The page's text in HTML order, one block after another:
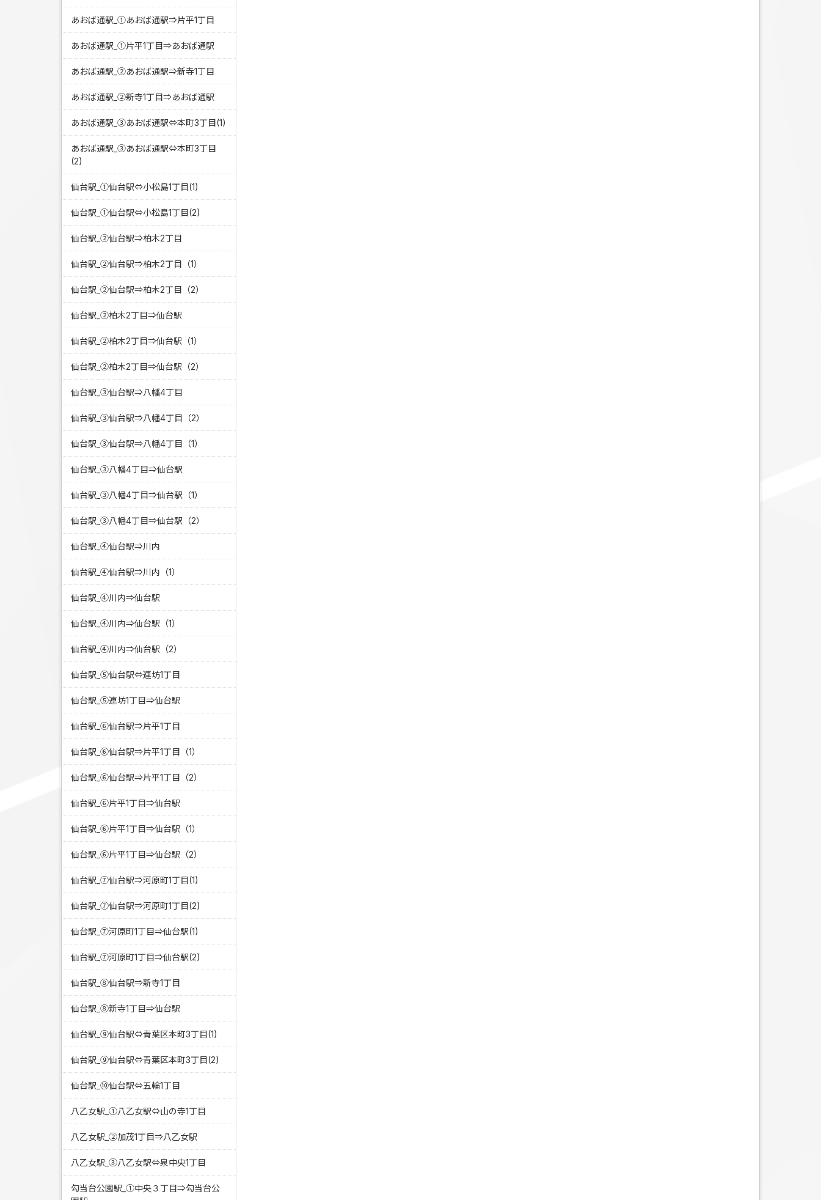
あおば通駅_①あおば通駅⇒片平1丁目
あおば通駅_①片平1丁目⇒あおば通駅
あおば通駅_②あおば通駅⇒新寺1丁目
あおば通駅_②新寺1丁目⇒あおば通駅
あおば通駅_③あおば通駅⇔本町3丁目(1)
あおば通駅_③あおば通駅⇔本町3丁目
(2)
仙台駅_①仙台駅⇔小松島1丁目(1)
仙台駅_①仙台駅⇔小松島1丁目(2)
仙台駅_②仙台駅⇒柏木2丁目
仙台駅_②仙台駅⇒柏木2丁目（1）
仙台駅_②仙台駅⇒柏木2丁目（2）
仙台駅_②柏木2丁目⇒仙台駅
仙台駅_②柏木2丁目⇒仙台駅（1）
仙台駅_②柏木2丁目⇒仙台駅（2）
仙台駅_③仙台駅⇒八幡4丁目
仙台駅_③仙台駅⇒八幡4丁目（2）
仙台駅_③仙台駅⇒八幡4丁目（1）
仙台駅_③八幡4丁目⇒仙台駅
仙台駅_③八幡4丁目⇒仙台駅（1）
仙台駅_③八幡4丁目⇒仙台駅（2）
仙台駅_④仙台駅⇒川内
仙台駅_④仙台駅⇒川内（1）
仙台駅_④川内⇒仙台駅
仙台駅_④川内⇒仙台駅（1）
仙台駅_④川内⇒仙台駅（2）
仙台駅_⑤仙台駅⇔連坊1丁目
仙台駅_⑤連坊1丁目⇒仙台駅
仙台駅_⑥仙台駅⇒片平1丁目
仙台駅_⑥仙台駅⇒片平1丁目（1）
仙台駅_⑥仙台駅⇒片平1丁目（2）
仙台駅_⑥片平1丁目⇒仙台駅
仙台駅_⑥片平1丁目⇒仙台駅（1）
仙台駅_⑥片平1丁目⇒仙台駅（2）
仙台駅_⑦仙台駅⇒河原町1丁目(1)
仙台駅_⑦仙台駅⇒河原町1丁目(2)
仙台駅_⑦河原町1丁目⇒仙台駅(1)
仙台駅_⑦河原町1丁目⇒仙台駅(2)
仙台駅_⑧仙台駅⇒新寺1丁目
仙台駅_⑧新寺1丁目⇒仙台駅
仙台駅_⑨仙台駅⇔青葉区本町3丁目(1)
仙台駅_⑨仙台駅⇔青葉区本町3丁目(2)
仙台駅_⑩仙台駅⇔五輪1丁目
八乙女駅_①八乙女駅⇔山の寺1丁目
八乙女駅_②加茂1丁目⇒八乙女駅
八乙女駅_③八乙女駅⇔泉中央1丁目
勾当台公園駅_①中央３丁目⇒勾当台公